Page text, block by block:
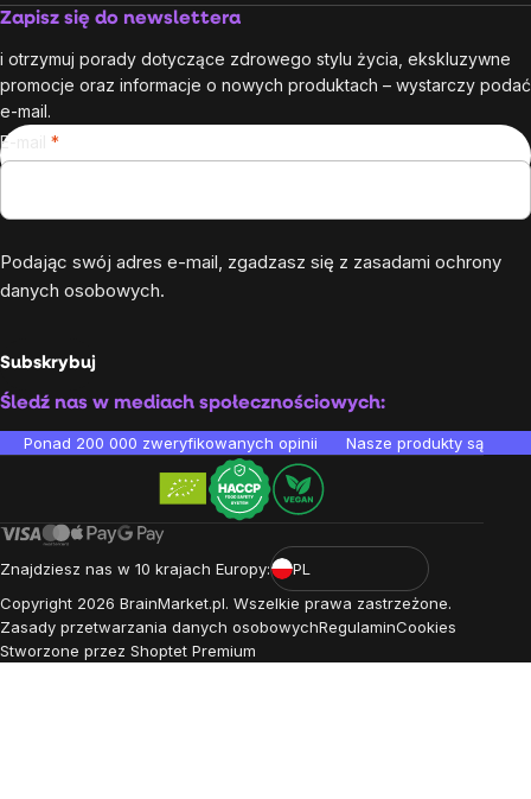
Zapisz się do newslettera
i otrzymuj porady dotyczące zdrowego stylu życia, ekskluzywne
promocje oraz informacje o nowych produktach – wystarczy podać
e-mail.
E-mail
Podając swój adres e-mail, zgadzasz się z zasadami ochrony
danych osobowych.
Subskrybuj
Śledź nas w mediach społecznościowych:
Ponad 200 000 zweryfikowanych opinii Nasze produkty są
Znajdziesz nas w 10 krajach Europy:
PL
Copyright 2026 BrainMarket.pl. Wszelkie prawa zastrzeżone.
Zasady przetwarzania danych osobowychRegulaminCookies
Stworzone przez Shoptet Premium